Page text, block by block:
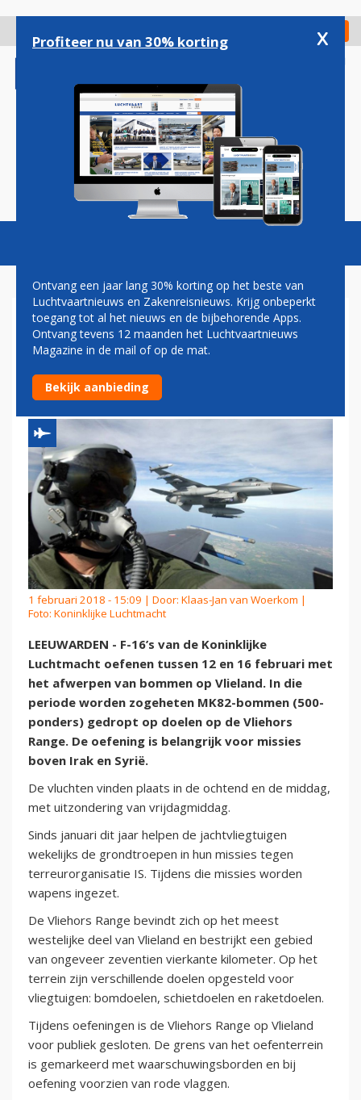
gaan
Check in
Magazine Podcasts Vacatures
NEDERLANDSE F-16'S
OEFENEN MET BOMMEN OP
VLIELAND
1 februari 2018 - 15:09 | Door: Klaas-Jan van Woerkom |
Foto: Koninklijke Luchtmacht
LEEUWARDEN - F-16’s van de Koninklijke
Luchtmacht oefenen tussen 12 en 16 februari met
het afwerpen van bommen op Vlieland. In die
periode worden zogeheten MK82-bommen (500-
ponders) gedropt op doelen op de Vliehors
Range. De oefening is belangrijk voor missies
boven Irak en Syrië.
De vluchten vinden plaats in de ochtend en de middag,
met uitzondering van vrijdagmiddag.
Sinds januari dit jaar helpen de jachtvliegtuigen
wekelijks de grondtroepen in hun missies tegen
terreurorganisatie IS. Tijdens die missies worden
wapens ingezet.
De Vliehors Range bevindt zich op het meest
westelijke deel van Vlieland en bestrijkt een gebied
van ongeveer zeventien vierkante kilometer. Op het
terrein zijn verschillende doelen opgesteld voor
vliegtuigen: bomdoelen, schietdoelen en raketdoelen.
Tijdens oefeningen is de Vliehors Range op Vlieland
voor publiek gesloten. De grens van het oefenterrein
is gemarkeerd met waarschuwingsborden en bij
oefening voorzien van rode vlaggen.
Profiteer nu van 30% korting x
Ontvang een jaar lang 30% korting op het beste van
Luchtvaartnieuws en Zakenreisnieuws. Krijg onbeperkt
toegang tot al het nieuws en de bijbehorende Apps.
Ontvang tevens 12 maanden het Luchtvaartnieuws
Magazine in de mail of op de mat.
Bekijk aanbieding